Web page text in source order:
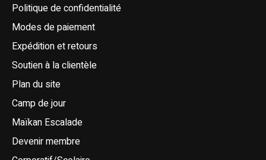
Politique de confidentialité
Modes de paiement
Expédition et retours
Soutien à la clientèle
Plan du site
Camp de jour
Maïkan Escalade
Devenir membre